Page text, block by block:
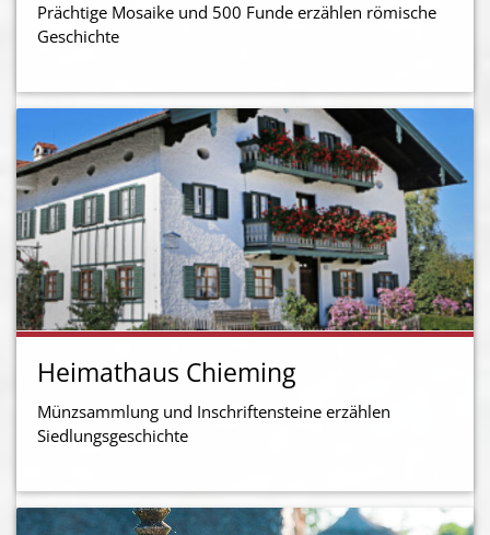
Prächtige Mosaike und 500 Funde erzählen römische
Geschichte
Heimathaus Chieming
Münzsammlung und Inschriftensteine erzählen
Siedlungsgeschichte